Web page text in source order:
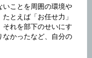
ことを周囲の環境や
とえば「お任せ力」
れを部下のせいにす
かったなど、自分の